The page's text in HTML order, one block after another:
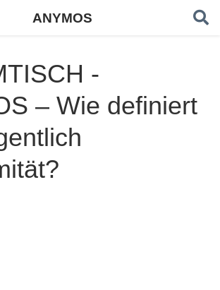
ANYMOS
-
– Wie definiert